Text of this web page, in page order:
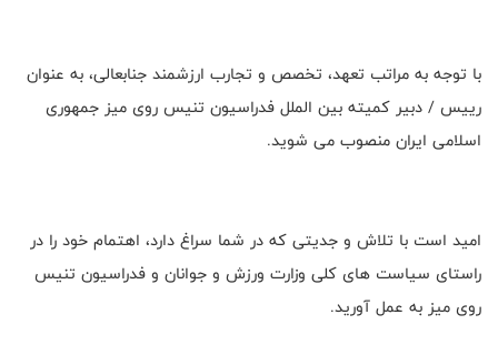
با توجه به مراتب تعهد، تخصص و تجارب ارزشمند جنابعالی، به عنوان
رییس / دبیر کمیته بین الملل فدراسیون تنیس روی میز جمهوری
اسلامی ایران منصوب می شوید.
امید است با تلاش و جدیتی که در شما سراغ دارد، اهتمام خود را در
راستای سیاست های کلی وزارت ورزش و جوانان و فدراسیون تنیس
روی میز به عمل آورید.